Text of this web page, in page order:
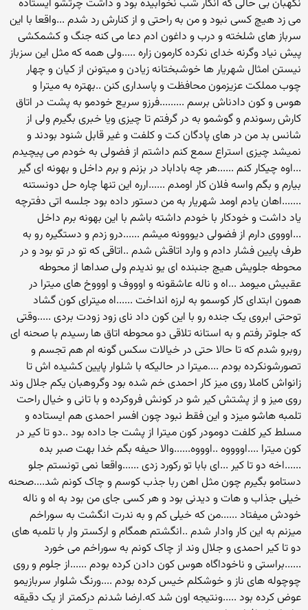
نگهبان بی حالی که انگار شب نخوابیده بود و داشت چرتشو ایستاده
می زد هیچ کسی نبود و من به راحتی و از کنارش رد شدم ...واقعا با این
سرباز های شلخته و درب و داغون ادم دعا می کنه جنگ و کشمکشی
پیش نیاد وگرنه خدای نکرده کارمون زاره .....ولی همه که مثل این سزباز
نیستن امثال شهریار ها خوشبختانه زیادن و میتونن از کیان و چهار
چوب مملکت عزیزمون محافظت و پاسداری کنن ..بهتره به میترا و
هوس و کون دادناش برسم .........فرزو سریع خودمو به پشت در اتاق
کارش رسوندم و گوشمو به در گرفتم تا چیزی ویا خبری بگیرم ولی از
شانس بد من در های پادگان کت و کلفت و غیر قابل شنود بودند و
نمیشد چیزی استراع سمع کنم داشتم از فضولی به خودم می پیچیدم
...اوه چیکار کنم ......هر چه باداباد در بزنم و برم داخل و بهونه ای گیر
بیارم و بگم واسه فلان کار اومدم ......ارره این تنها چاره حل دونستنه
.......اهان یادم اومد شهریار به من دستور داده بود جلسه اتی دفترچه
یاد داشت و خودکار با خودم داشته باشم با این بهونه برم داخل
...اوووی دارم از فضولی دیووونه میشم ......درو زدم و دستگیره رو به
طرف پایین فشار دادم و وارد اتاقش شدم ..اتاقی که تو در تو بود و در
محوطه جلویش هیچ جنبنده ای یو ندیدم ولی صداها از محوطه
عقبیش میومد ...اه و ناله عاشقونه و اوووف و اوووخ های میترا در
همون ابتدای کار کوسمو به لرزه انداخت ......اه میترای کون گشاد
توحتی ابروی یک جنده رو با این کون داد نای زود زودت بردی .....وقتی
که جلوتر رفتم و به استانه تلاقی دو محوطه اتاق ها رسیدم با صحنه ای
روبرو شدم که تا حالا حتی در خیالات سکس گونه ام هم تجسم و
تصورشونکرده بودم ....میترا در حالیکه با شلوار پایین کشیده اش تا
زانواش کاملا روی میز کار احمدی خم شده بود وگروهبان یکم جلال وند
روی میز و از پشتش کیر شو در کونش فروکرده و با تانی و خیال راحت
تلمبه هاشو میزد و این فقط نبود چون افسر احمدی هم ایستاده و
مسلط کیر کلفت دومودر کون میترا از پشت جا داده بود ..دو تا کیر در
کون میترا ....اووووه ..اوووه......والا حیفه بگم خدا بهت صبر بده
......اخه دو تا کیر ...ای بابا تو رکورد زدی ......واقعا نمی تونستم جلو
دستامو بگیرم چون مثل اهن ربا جذب کوسم و چاک کونم شد....صحنه
خیلی جذاب و هات و دیدنی بود و هر کسی جای من بود به اه و ناله
خودش میفتاد ......من که خیلی کم و به ندرت انگشت به سوراخم
میزنم به این کار وادار شدم ..انگشتم همگام و ارکستر وار با تلمبه های
دو تا کیر احمدی و جلال وند از چاک کونم به سوراخم می خورد
......براستی و ناخوداگاه هوس کون دادن کرده بودم ......از جلوم و روی
چوچوله های ناز و خوشکلم خیس کرده بودم ....ورنگ شلوار سربازیمو
عوض کرده بود .....ونتیجه اون شد که.ارضا شدنم درکمتر از یک دقیقه